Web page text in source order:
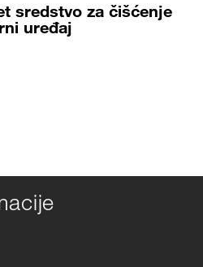
sredstvo za čišćenje
uređaj